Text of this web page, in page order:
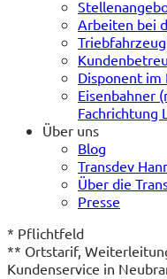
Arbeiten bei
Disponent
Eisenbahner
Fachrichtung
Über uns
Blog
Transdev
Über die
Presse
* Pflichtfeld
** Ortstarif,
Kundenservice in